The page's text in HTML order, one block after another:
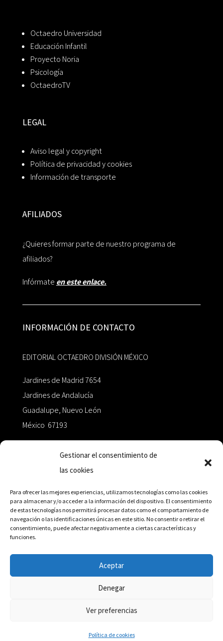
Gestionar el consentimiento de
las cookies
Para ofrecer las mejores experiencias, utilizamos tecnologías como las cookies
para almacenar y/o acceder a la información del dispositivo. El consentimiento
de estas tecnologías nos permitirá procesar datos como el comportamiento de
navegación o las identificaciones únicas en este sitio. No consentir o retirar el
consentimiento, puede afectar negativamente a ciertas características y
funciones.
Aceptar
Denegar
Ver preferencias
Política de cookies
Octaedro Universidad
Educación Infantil
Proyecto Noria
Psicología
OctaedroTV
LEGAL
Aviso legal y copyright
Política de privacidad y cookies
Información de transporte
AFILIADOS
¿Quieres formar parte de nuestro programa de
afiliados?
Infórmate en este enlace.
INFORMACIÓN DE CONTACTO
EDITORIAL OCTAEDRO DIVISIÓN MÉXICO
Jardines de Madrid 7654
Jardines de Andalucía
Guadalupe, Nuevo León
México 67193
+52 811.499.5638
RED DE DISTRIBUCIÓN